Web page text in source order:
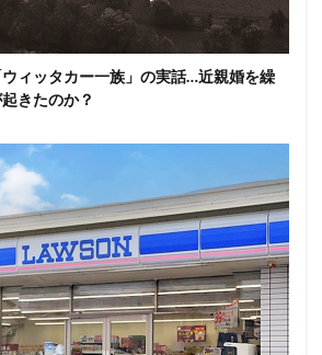
ィッタカー一族」の実話…近親婚を繰
きたのか？